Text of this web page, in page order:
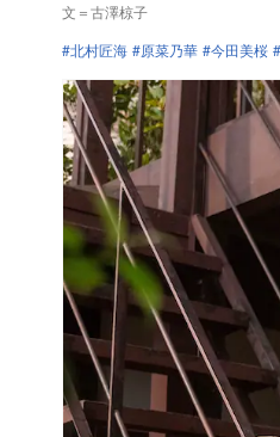
文＝古澤椋子
北村匠海
原菜乃華 今田美桜